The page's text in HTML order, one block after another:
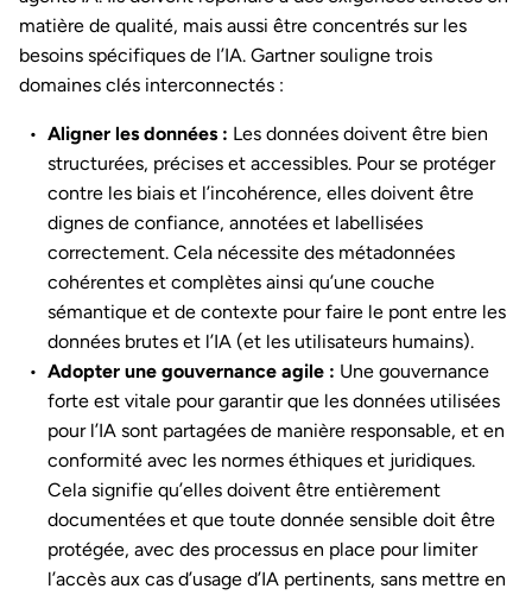
matière de qualité, mais aussi être concentrés sur les
besoins spécifiques de l’IA. Gartner souligne trois
domaines clés interconnectés :
Aligner les données : Les données doivent être bien
structurées, précises et accessibles. Pour se protéger
contre les biais et l’incohérence, elles doivent être
dignes de confiance, annotées et labellisées
correctement. Cela nécessite des métadonnées
cohérentes et complètes ainsi qu’une couche
sémantique et de contexte pour faire le pont entre les
données brutes et l’IA (et les utilisateurs humains).
Adopter une gouvernance agile : Une gouvernance
forte est vitale pour garantir que les données utilisées
pour l’IA sont partagées de manière responsable, et en
conformité avec les normes éthiques et juridiques.
Cela signifie qu’elles doivent être entièrement
documentées et que toute donnée sensible doit être
protégée, avec des processus en place pour limiter
l’accès aux cas d’usage d’IA pertinents, sans mettre en